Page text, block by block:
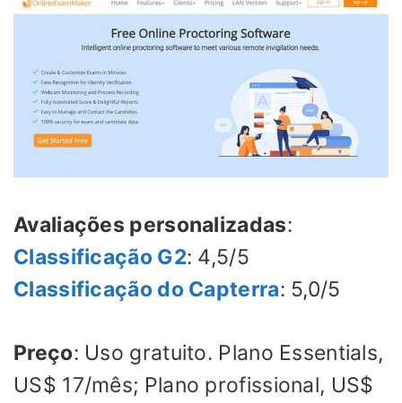
Avaliações personalizadas:
Classificação G2: 4,5/5
Classificação do Capterra: 5,0/5
Preço: Uso gratuito. Plano Essentials,
US$ 17/mês; Plano profissional, US$